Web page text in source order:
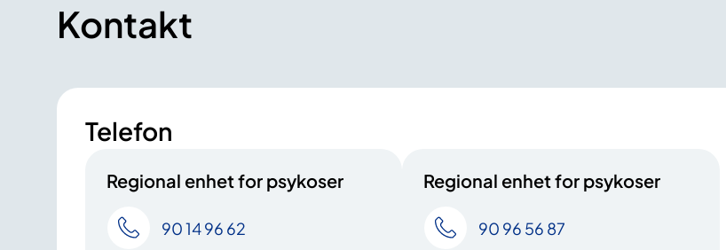
Kontakt
Telefon
Regional enhet for psykoser
90 14 96 62
Regional enhet for psykoser
90 96 56 87